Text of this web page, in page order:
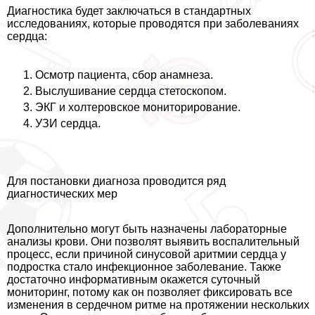
Диагностика будет заключаться в стандартных
исследованиях, которые проводятся при заболеваниях
сердца:
Осмотр пациента, сбор анамнеза.
Выслушивание сердца стетоскопом.
ЭКГ и холтеровское мониторирование.
УЗИ сердца.
Для постановки диагноза проводится ряд
диагностических мер
Дополнительно могут быть назначены лабораторные
анализы крови. Они позволят выявить воспалительный
процесс, если причиной синусовой аритмии сердца у
подростка стало инфекционное заболевание. Также
достаточно информативным окажется суточный
мониторинг, потому как он позволяет фиксировать все
изменения в сердечном ритме на протяжении нескольких